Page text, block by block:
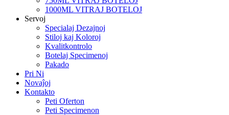
1000ML VITRAJ BOTELOJ
Servoj
Specialaj Dezajnoj
Stiloj kaj Koloroj
Kvalitkontrolo
Botelaj Specimenoj
Pakado
Pri Ni
Novaĵoj
Kontakto
Peti Oferton
Peti Specimenon